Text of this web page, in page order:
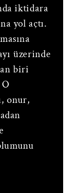
iktidara
yol açtı.
üzerinde
biri
onur,